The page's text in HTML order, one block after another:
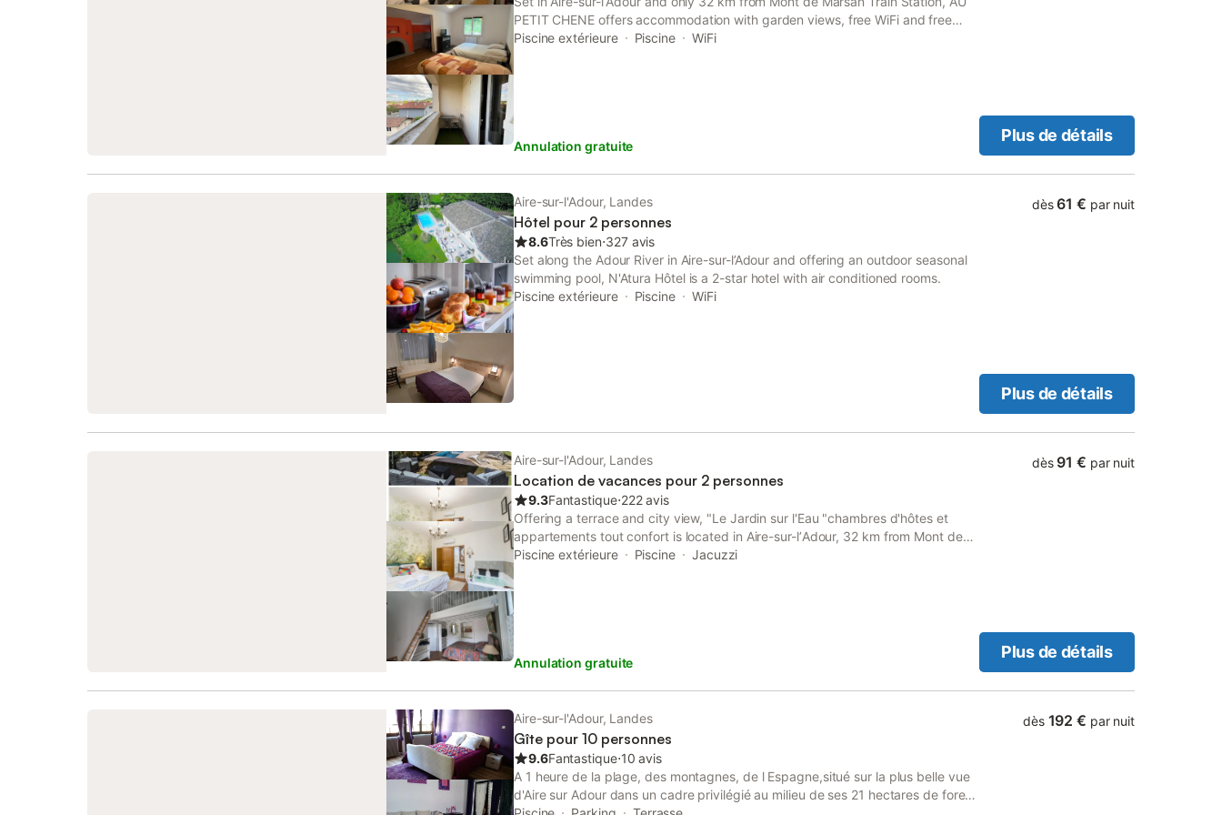
PETIT CHENE offers accommodation with garden views, free WiFi and free
private parking.
Piscine extérieure Piscine WiFi
Annulation gratuite
Plus de détails
Aire-sur-l'Adour, Landes
Hôtel pour 2 personnes
8.6Très bien⋅327 avis
Set along the Adour River in Aire-sur-l’Adour and offering an outdoor seasonal
swimming pool, N'Atura Hôtel is a 2-star hotel with air conditioned rooms.
Piscine extérieure
Piscine WiFi
dès 61 € par nuit
Plus de détails
Aire-sur-l'Adour, Landes
Location de vacances pour 2 personnes
9.3Fantastique⋅222 avis
Offering a terrace and city view, "Le Jardin sur l'Eau "chambres d'hôtes et
appartements tout confort is located in Aire-sur-lʼAdour, 32 km from Mont de
Marsan Train Station and 11 km from The Tursan Golf Eugenie's Greens.
Piscine extérieure Piscine Jacuzzi
Annulation gratuite
dès 91 € par nuit
Plus de détails
Aire-sur-l'Adour, Landes
Gîte pour 10 personnes
9.6Fantastique⋅10 avis
A 1 heure de la plage, des montagnes, de l Espagne,situé sur la plus belle vue
d'Aire sur Adour dans un cadre privilégié au milieu de ses 21 hectares de foret
dès 192 € par nuit